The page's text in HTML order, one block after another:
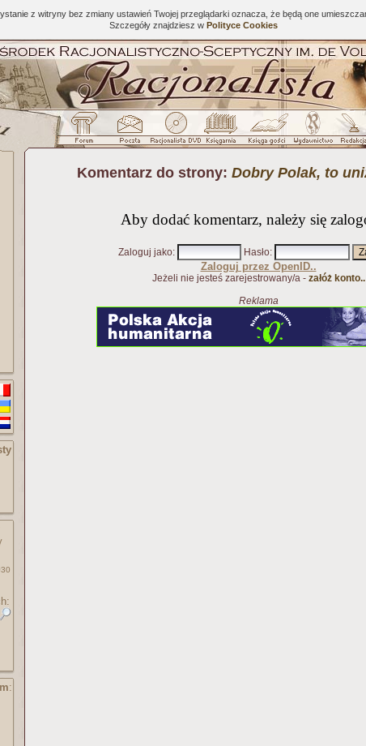
z witryny bez zmiany ustawień Twojej przeglądarki oznacza, że będą one
Szczegóły znajdziesz w Polityce Cookies
:
Komentarz do strony: Dobry Polak, to
Aby dodać komentarz, należy się
Zaloguj jako: Hasło:
Zaloguj przez OpenID..
Jeżeli nie jesteś zarejestrowany/a - załóż konto..
Reklama